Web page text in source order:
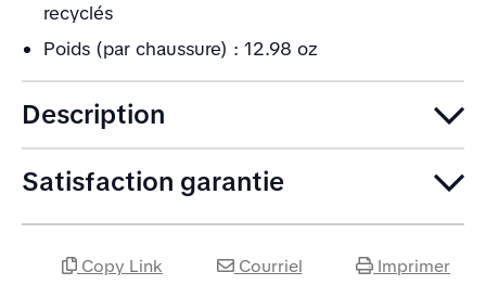
recyclés
Poids (par chaussure) : 12.98 oz
Description
Satisfaction garantie
Copy Link Courriel Imprimer